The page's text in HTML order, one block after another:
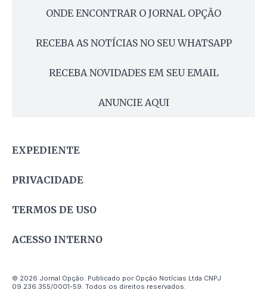
ONDE ENCONTRAR O JORNAL OPÇÃO
RECEBA AS NOTÍCIAS NO SEU WHATSAPP
RECEBA NOVIDADES EM SEU EMAIL
ANUNCIE AQUI
EXPEDIENTE
PRIVACIDADE
TERMOS DE USO
ACESSO INTERNO
© 2026 Jornal Opção. Publicado por Opção Notícias Ltda CNPJ
09.236.355/0001-59. Todos os direitos reservados.